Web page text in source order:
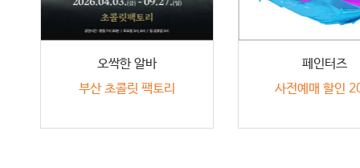
오싹한 알바
부산 초콜릿 팩토리
페인터즈
사전예매 할인